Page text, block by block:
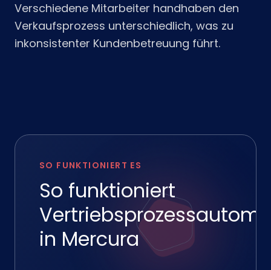
Verschiedene Mitarbeiter handhaben den
Verkaufsprozess unterschiedlich, was zu
inkonsistenter Kundenbetreuung führt.
SO FUNKTIONIERT ES
So funktioniert
in Mercura